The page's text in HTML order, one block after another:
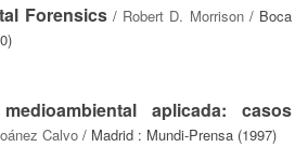
Forensics/ Robert D. Morrison/ Boca
aplicada: casos
Calvo / Madrid : Mundi-Prensa (1997)